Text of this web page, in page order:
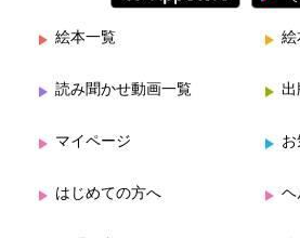
絵本一覧 絵
読み聞かせ動画一覧 出
マイページ お
はじめての方へ ヘ